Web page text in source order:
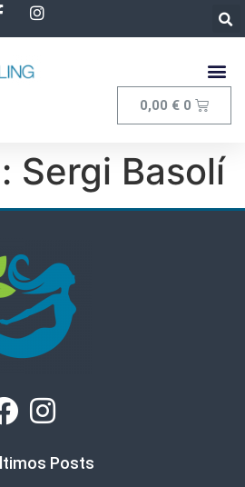
0,00 € 0
Sergi Basolí
Posts